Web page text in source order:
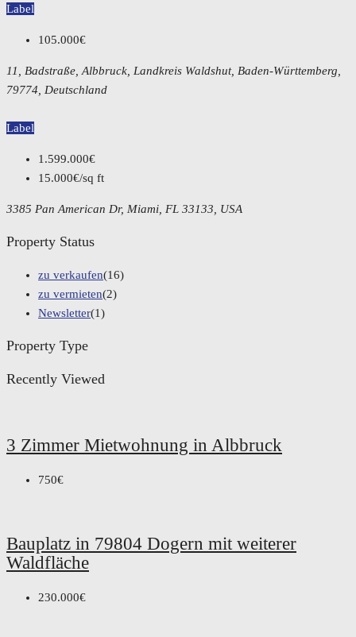
Label
105.000€
11, Badstraße, Albbruck, Landkreis Waldshut, Baden-Württemberg,
79774, Deutschland
Label
1.599.000€
15.000€/sq ft
3385 Pan American Dr, Miami, FL 33133, USA
Property Status
zu verkaufen(16)
zu vermieten(2)
Newsletter(1)
Property Type
Recently Viewed
3 Zimmer Mietwohnung in Albbruck
750€
Bauplatz in 79804 Dogern mit weiterer
Waldfläche
230.000€